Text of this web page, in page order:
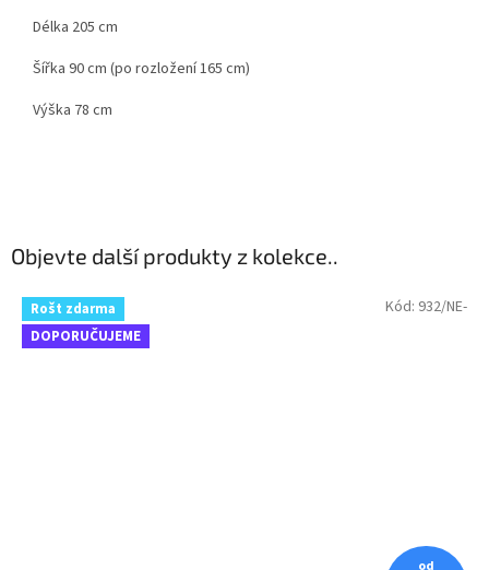
Objevte další produkty z kolekce..
Rošt zdarma
DOPORUČUJEME
od
Kód: 932/NE-
Délka 205 cm
Šířka 90 cm (po rozložení 165 cm)
Výška 78 cm